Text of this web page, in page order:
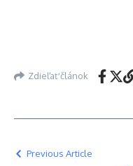
Zdieľať článok
Previous Article